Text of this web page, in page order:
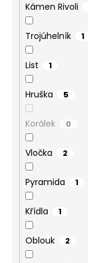
Kámen Rivoli
Trojúhelník 1
List 1
Hruška 5
Korálek 0
Vločka 2
Pyramida 1
Křídla 1
Oblouk 2